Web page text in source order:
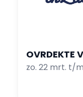
OVRDEKTE
zo. 22 mrt. t/